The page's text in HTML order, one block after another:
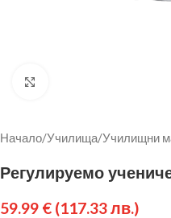
Начало/Училища/Училищни
Регулируемо
59.99 € (117.33 лв.)